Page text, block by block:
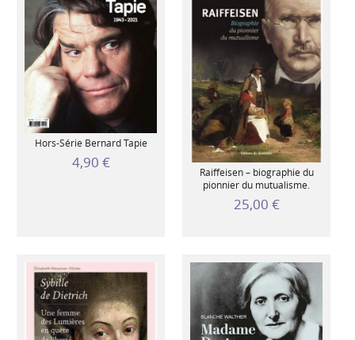
Hors-Série Bernard Tapie
4,90 €
Raiffeisen – biographie du
pionnier du mutualisme.
25,00 €